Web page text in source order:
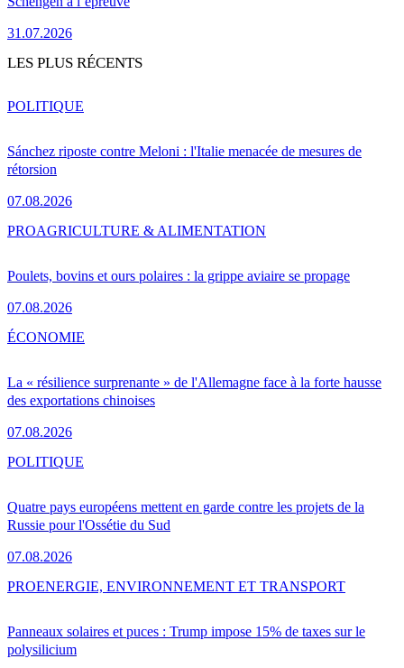
31.07.2026
LES PLUS RÉCENTS
Sánchez riposte contre Meloni : l'Italie menacée de mesures de
rétorsion
07.08.2026
POLITIQUE
Poulets, bovins et ours polaires : la grippe aviaire se propage
07.08.2026
PROAGRICULTURE & ALIMENTATION
La « résilience surprenante » de l'Allemagne face à la forte hausse
des exportations chinoises
07.08.2026
ÉCONOMIE
Quatre pays européens mettent en garde contre les projets de la
Russie pour l'Ossétie du Sud
07.08.2026
POLITIQUE
Panneaux solaires et puces : Trump impose 15% de taxes sur le
polysilicium
PROENERGIE, ENVIRONNEMENT ET TRANSPORT